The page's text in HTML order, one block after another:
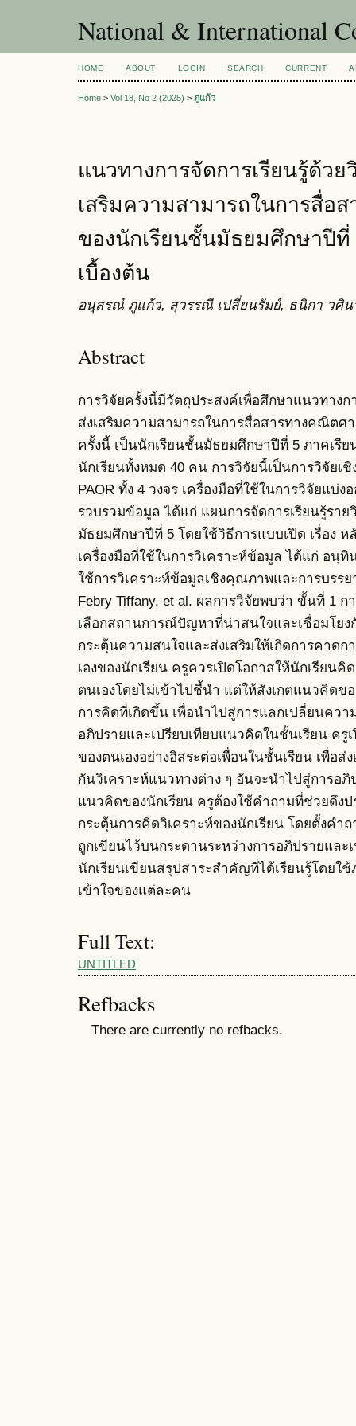
National & International
HOME ABOUT LOGIN SEARCH CURRENT
Home > Vol 18, No 2 (2025) > ภูแก้ว
แนวทางการจัดการเรียนรู้ด้ว
เสริมความสามารถในการสื่อ
ของนักเรียนชั้นมัธยมศึกษาปีที่
เบื้องต้น
อนุสรณ์ ภูแก้ว, สุวรรณี เปลี่ยนรัมย์, ธนิกา วศิ
Abstract
การวิจัยครั้งนี้มีวัตถุประสงค์เพื่อศึกษาแนวทาง
ส่งเสริมความสามารถในการสื่อสารทางคณิตศ
ครั้งนี้ เป็นนักเรียนชั้นมัธยมศึกษาปีที่ 5 ภาคเรี
นักเรียนทั้งหมด 40 คน การวิจัยนี้เป็นการวิจัยเ
PAOR ทั้ง 4 วงจร เครื่องมือที่ใช้ในการวิจัยแบ่ง
รวบรวมข้อมูล ได้แก่ แผนการจัดการเรียนรู้ร
มัธยมศึกษาปีที่ 5 โดยใช้วิธีการแบบเปิด เรื่อง
เครื่องมือที่ใช้ในการวิเคราะห์ข้อมูล ได้แก่ อนุ
ใช้การวิเคราะห์ข้อมูลเชิงคุณภาพและการบรร
Febry Tiffany, et al. ผลการวิจัยพบว่า ขั้นที่ 1
เลือกสถานการณ์ปัญหาที่น่าสนใจและเชื่อมโยง
กระตุ้นความสนใจและส่งเสริมให้เกิดการคาด
เองของนักเรียน ครูควรเปิดโอกาสให้นักเรียน
ตนเองโดยไม่เข้าไปชี้นำ แต่ให้สังเกตแนวคิดข
การคิดที่เกิดขึ้น เพื่อนำไปสู่การแลกเปลี่ยนคว
อภิปรายและเปรียบเทียบแนวคิดในชั้นเรียน ครู
ของตนเองอย่างอิสระต่อเพื่อนในชั้นเรียน เพื่อส่
กันวิเคราะห์แนวทางต่าง ๆ อันจะนำไปสู่การอ
แนวคิดของนักเรียน ครูต้องใช้คำถามที่ช่วยดึง
กระตุ้นการคิดวิเคราะห์ของนักเรียน โดยตั้งค
ถูกเขียนไว้บนกระดานระหว่างการอภิปรายแล
นักเรียนเขียนสรุปสาระสำคัญที่ได้เรียนรู้โดยใ
เข้าใจของแต่ละคน
Full Text:
UNTITLED
Refbacks
There are currently no refbacks.